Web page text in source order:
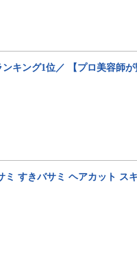
キング1位／ 【プロ美容師
すきバサミ ヘアカット ス